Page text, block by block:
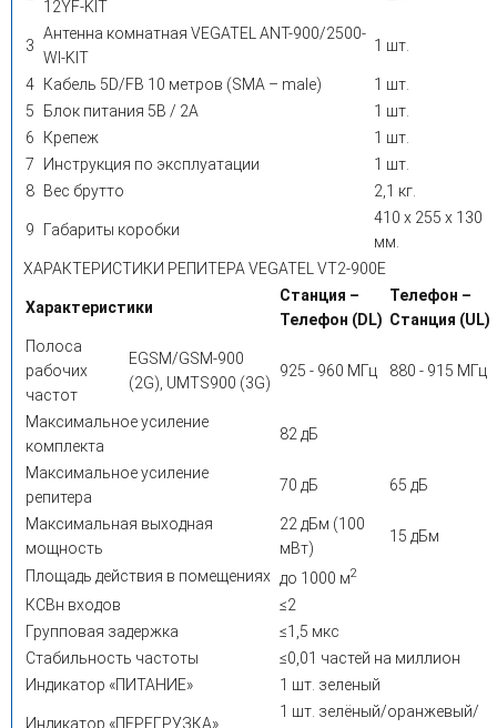
12YF-KIT
3
Антенна комнатная VEGATEL ANT-900/2500-
WI-KIT
1 шт.
4 Кабель 5D/FB 10 метров (SMA – male)
1 шт.
5
Блок питания 5В / 2А
1 шт.
6
Крепеж
1 шт.
7
Инструкция по эксплуатации
1 шт.
8
Вес брутто 2,1 кг.
9 Габариты коробки
410 х 255 х 130
мм.
ХАРАКТЕРИСТИКИ РЕПИТЕРА VEGATEL VT2-900E
Характеристики
Станция –
Телефон (DL)
Телефон –
Станция (UL)
Полоса
рабочих
частот
EGSM/GSM-900
(2G), UMTS900 (3G)
925 - 960 МГц 880 - 915 МГц
Максимальное усиление
комплекта
82 дБ
Максимальное усиление
репитера
70 дБ 65 дБ
Максимальная выходная
мощность
22 дБм (100
мВт)
15 дБм
Площадь действия в помещениях до 1000 м2
КСВн входов
≤2
Групповая задержка
≤1,5 мкс
Стабильность частоты
≤0,01 частей на миллион
Индикатор «ПИТАНИЕ»
1 шт. зеленый
Индикатор «ПЕРЕГРУЗКА»
1 шт. зелёный/оранжевый/